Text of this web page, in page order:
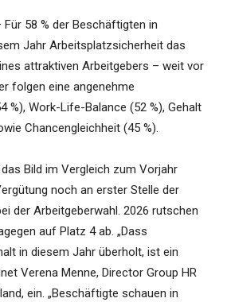
58 % der Beschäftigten in
Jahr Arbeitsplatzsicherheit das
attraktiven Arbeitgebers – weit vor
folgen eine angenehme
%), Work-Life-Balance (52 %), Gehalt
Chancengleichheit (45 %).
Bild im Vergleich zum Vorjahr
noch an erster Stelle der
der Arbeitgeberwahl. 2026 rutschen
auf Platz 4 ab. „Dass
in diesem Jahr überholt, ist ein
Verena Menne, Director Group HR
ein. „Beschäftigte schauen in